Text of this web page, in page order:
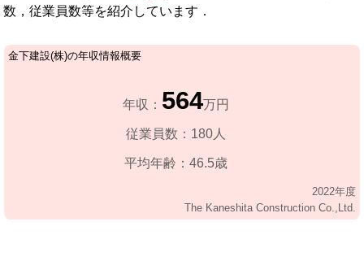
収録企業データの状況
数，従業員数等を紹介しています．
金下建設(株)の年収情報概要
年収： 564万円
従業員数：180人
平均年齢：46.5歳
2022年度
The Kaneshita Construction Co.,Ltd.